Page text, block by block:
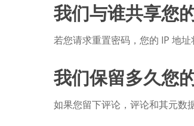
我们与谁共享您
若您请求重置密码，您的 IP 地址
我们保留多久您
如果您留下评论，评论和其元数